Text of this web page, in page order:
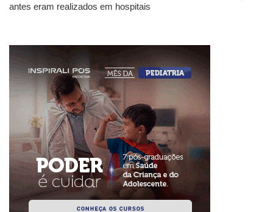
antes eram realizados em hospitais